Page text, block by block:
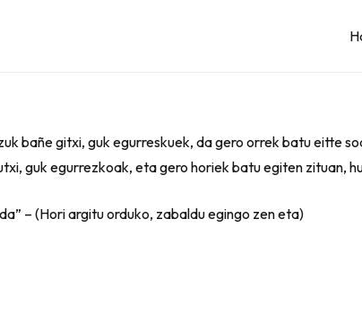
bañe gitxi, guk egurreskuek, da gero orrek batu eitte
guk egurrezkoak, eta gero horiek batu egiten zituan,
– (Hori argitu orduko, zabaldu egingo zen eta)